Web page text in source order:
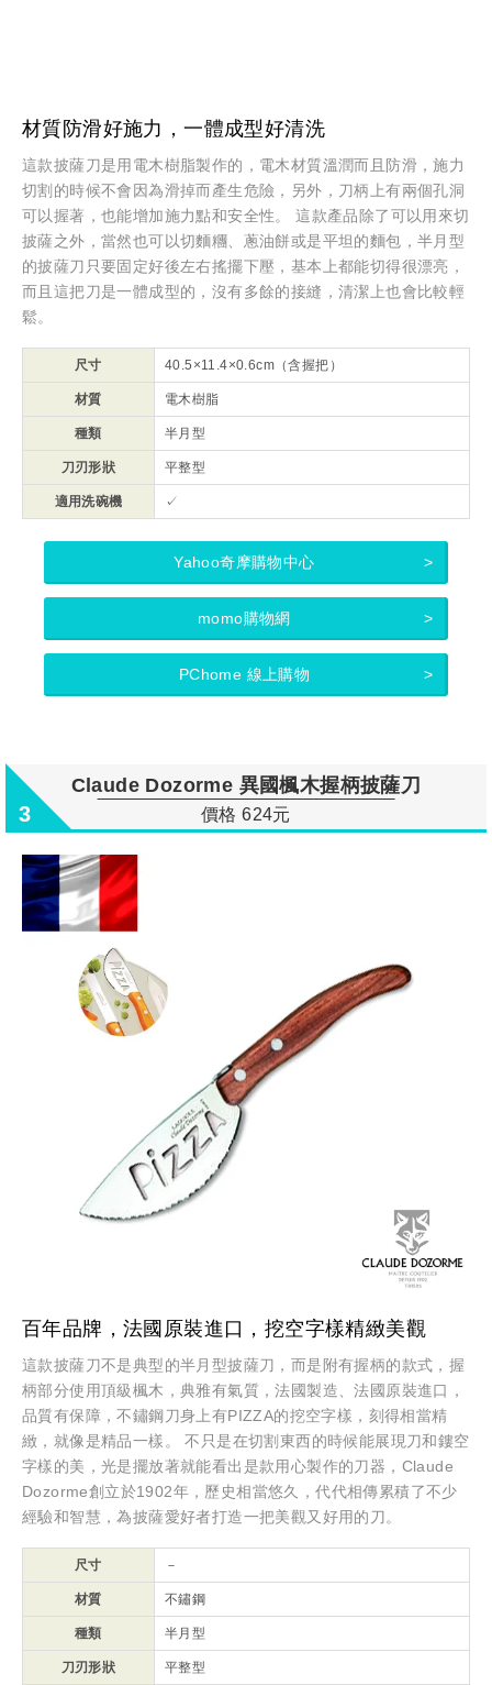
材質防滑好施力，一體成型好清洗
這款披薩刀是用電木樹脂製作的，電木材質溫潤而且防滑，施力
切割的時候不會因為滑掉而產生危險，另外，刀柄上有兩個孔洞
可以握著，也能增加施力點和安全性。 這款產品除了可以用來切
披薩之外，當然也可以切麵糰、蔥油餅或是平坦的麵包，半月型
的披薩刀只要固定好後左右搖擺下壓，基本上都能切得很漂亮，
而且這把刀是一體成型的，沒有多餘的接縫，清潔上也會比較輕
鬆。
尺寸 40.5×11.4×0.6cm（含握把）
材質 電木樹脂
種類 半月型
刀刃形狀 平整型
適用洗碗機 ✓
Yahoo奇摩購物中心
momo購物網
PChome 線上購物
3
Claude Dozorme 異國楓木握柄披薩刀
價格 624元
百年品牌，法國原裝進口，挖空字樣精緻美觀
這款披薩刀不是典型的半月型披薩刀，而是附有握柄的款式，握
柄部分使用頂級楓木，典雅有氣質，法國製造、法國原裝進口，
品質有保障，不鏽鋼刀身上有PIZZA的挖空字樣，刻得相當精
緻，就像是精品一樣。 不只是在切割東西的時候能展現刀和鏤空
字樣的美，光是擺放著就能看出是款用心製作的刀器，Claude
Dozorme創立於1902年，歷史相當悠久，代代相傳累積了不少
經驗和智慧，為披薩愛好者打造一把美觀又好用的刀。
尺寸 －
材質 不鏽鋼
種類 半月型
刀刃形狀 平整型